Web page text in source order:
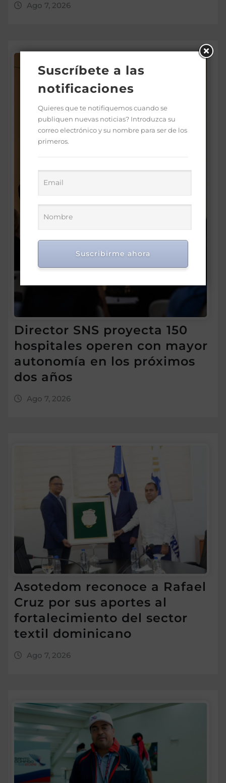
Ago 7, 2026
Director SNS proyecta 150
hospitales operen con mayor
autonomía en los próximos
dos años
Ago 7, 2026
Asotedom reconoce a Rafael
Cruz por sus aportes al
fortalecimiento del sector
textil dominicano
Ago 7, 2026
Suscríbete a las
notificaciones
Quieres que te notifiquemos cuando se
publiquen nuevas noticias? Introduzca su
correo electrónico y su nombre para ser de los
primeros.
Suscribirme ahora